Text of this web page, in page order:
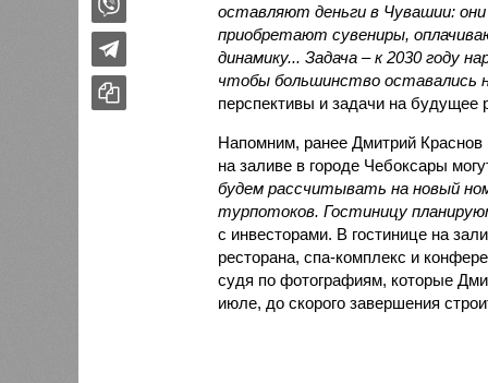
оставляют деньги в Чувашии:
приобретают сувениры,
динамику... Задача – к 2030 году
чтобы большинство оставались
перспективы и задачи на будущее
Напомним, ранее Дмитрий Краснов
на заливе в городе Чебоксары
будем рассчитывать на новый
турпотоков. Гостиницу
с инвесторами. В гостинице на
ресторана, спа-комплекс и
судя по фотографиям, которые
июле, до скорого завершения